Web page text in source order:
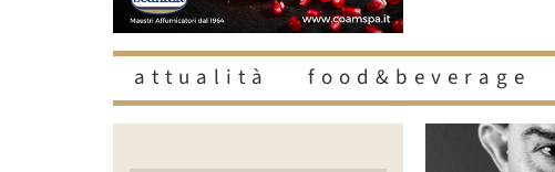
attualità food&beverage